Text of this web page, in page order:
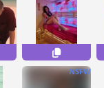
NSFW